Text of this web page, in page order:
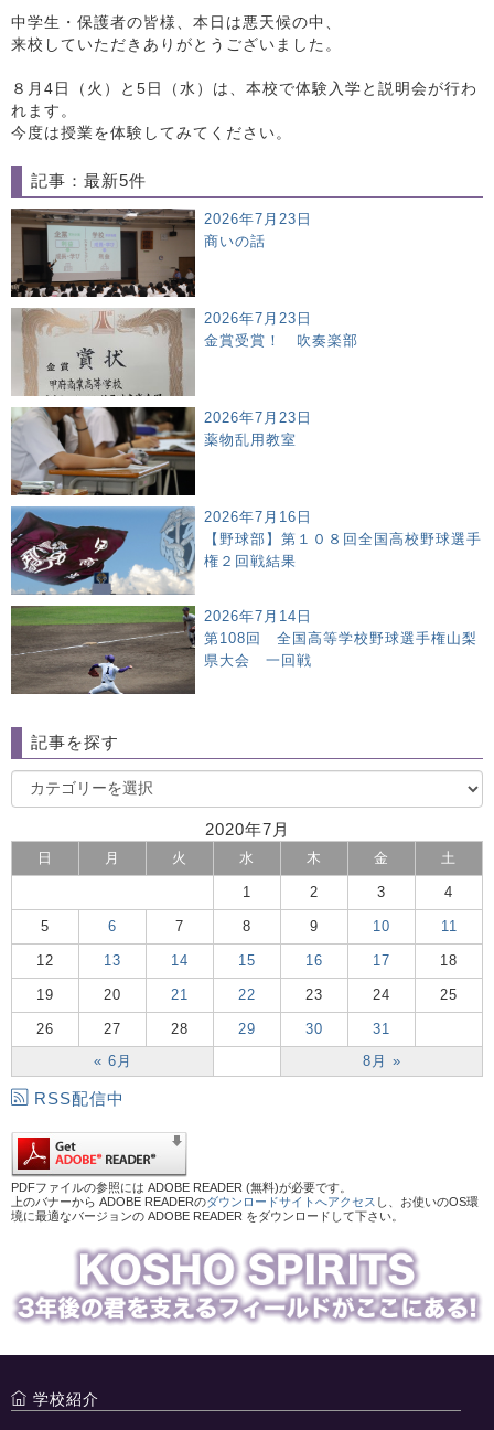
中学生・保護者の皆様、本日は悪天候の中、
来校していただきありがとうございました。
８月4日（火）と5日（水）は、本校で体験入学と説明会が行わ
れます。
今度は授業を体験してみてください。
記事：最新5件
2026年7月23日
商いの話
2026年7月23日
金賞受賞！ 吹奏楽部
2026年7月23日
薬物乱用教室
2026年7月16日
【野球部】第１０８回全国高校野球選手
権２回戦結果
2026年7月14日
第108回 全国高等学校野球選手権山梨
県大会 一回戦
記事を探す
2020年7月
日 月 火 水 木 金 土
« 6月 8月 »
1 2 3 4
5 6 7 8 9 10 11
12 13 14 15 16 17 18
19 20 21 22 23 24 25
26 27 28 29 30 31
RSS配信中
PDFファイルの参照には ADOBE READER (無料)が必要です。
上のバナーから ADOBE READERのダウンロードサイトへアクセス し、お使いのOS環
境に最適なバージョンの ADOBE READER をダウンロードして下さい。
学校紹介